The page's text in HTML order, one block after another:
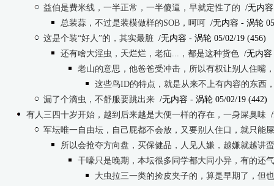
益伯是费米线，一半正常，一半傻逼，早就定性了的 /无内容
总装蒜，不过是装模做样的SOB，呵呵
/无内容 - 涡轮
这是个装“好人”的，其实最脏 /无内容 - 涡轮 05/02/19 (456)
还有啥大淫虫，天烂烂，老疝...，都是这种货色 /无内容
老山的意思，他爸爸受冲击，所以有权让别人住嘴
这些鸟ID的特点，就是从来不上有内容的东西
漏了个滴虫，不舒服要跳出来 /无内容 - 涡轮 05/02/19 (442)
有人三四十岁开始，越到后来越是大便一样的存在，一身屎臭味
军坛唯一自由坛，自己屁都不会放，又要别人住口，就只能
所以会抢夺方向盘，买保健品，人见人嫌，越嫌就越讲
干嚎只是晚期，本坛很多同学都大同小异，有的还
大虫拉三一类的捡皮夹子的，算是早期了，但